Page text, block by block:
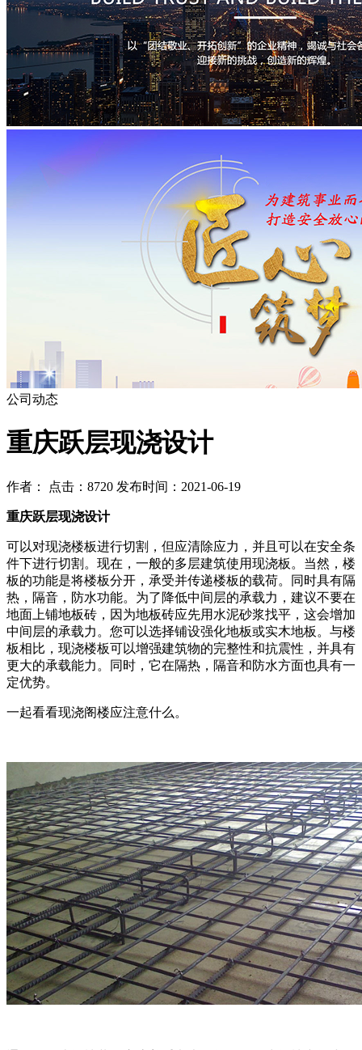
公司动态
重庆跃层现浇设计
作者： 点击：8720 发布时间：2021-06-19
重庆跃层现浇设计
可以对现浇楼板进行切割，但应清除应力，并且可以在安全条
件下进行切割。现在，一般的多层建筑使用现浇板。当然，楼
板的功能是将楼板分开，承受并传递楼板的载荷。同时具有隔
热，隔音，防水功能。为了降低中间层的承载力，建议不要在
地面上铺地板砖，因为地板砖应先用水泥砂浆找平，这会增加
中间层的承载力。您可以选择铺设强化地板或实木地板。与楼
板相比，现浇楼板可以增强建筑物的完整性和抗震性，并具有
更大的承载能力。同时，它在隔热，隔音和防水方面也具有一
定优势。
一起看看现浇阁楼应注意什么。